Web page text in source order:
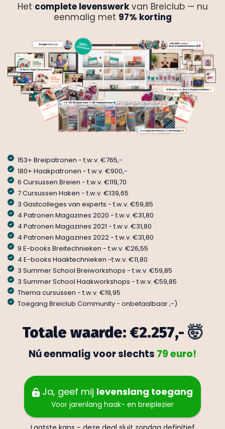
Het complete levenswerkvan Breiclub — nu
eenmalig met 97% korting
153+ Breipatronen - t.w.v. €765,-
180+ Haakpatronen - t.w.v. €900,-
6 Cursussen Breien - t.w.v. €119,70
7 Cursussen Haken - t.w.v. €139,65
3 Gastcolleges van experts - t.w.v. €59,85
4 Patronen Magazines 2020 - t.w.v. €31,80
4 Patronen Magazines 2021 - t.w.v. €31,80
4 Patronen Magazines 2022 - t.w.v. €31,80
9 E-books Breitechnieken - t.w.v. €26,55
4 E-books Haaktechnieken -t.w.v. €11,80
3 Summer School Breiworkshops - t.w.v. €59,85
3 Summer School Haakworkshops - t.w.v. €59,85
Thema cursussen - t.w.v. €19,95
Toegang Breiclub Community - onbetaalbaar ;-)
Totale waarde: €2.257,- 🤯
Nú eenmalig voor slechts 79 euro!
Ja, geef mij levenslang toegang
Voor jarenlang haak- en breiplezier